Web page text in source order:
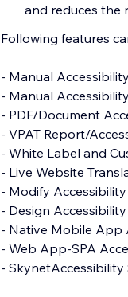
and reduces the
Following features
- Manual Accessibility Audit Report
- Manual Accessibility Remediation
- PDF/Document Accessibility Remediation
- VPAT Report/Accessibility Conformance Report(ACR)
- White Label and Custom Branding
- Live Website Translations
- Modify Accessibility Menu
- Design Accessibility Audit
- Native Mobile App Accessibility Audit
- Web App-SPA Accessibility Audit
- SkynetAccessibility Scanner